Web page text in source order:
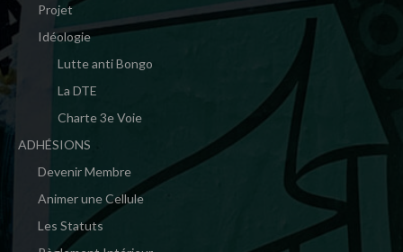
Projet
Idéologie
Lutte anti Bongo
La DTE
Charte 3e Voie
ADHÉSIONS
Devenir Membre
Animer une Cellule
Les Statuts